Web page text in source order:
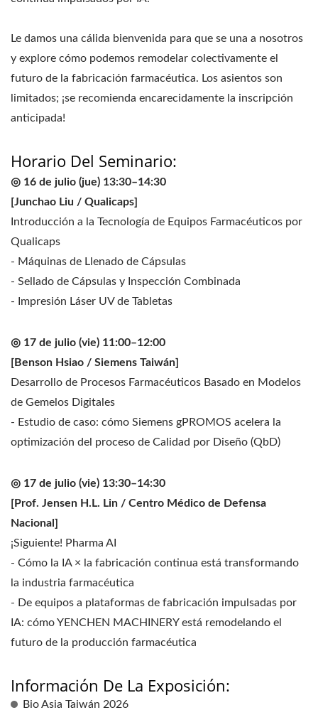
Le damos una cálida bienvenida para que se una a nosotros
y explore cómo podemos remodelar colectivamente el
futuro de la fabricación farmacéutica. Los asientos son
limitados; ¡se recomienda encarecidamente la inscripción
anticipada!
Horario Del Seminario:
◎ 16 de julio (jue) 13:30–14:30
[Junchao Liu / Qualicaps]
Introducción a la Tecnología de Equipos Farmacéuticos por
Qualicaps
- Máquinas de Llenado de Cápsulas
- Sellado de Cápsulas y Inspección Combinada
- Impresión Láser UV de Tabletas
◎ 17 de julio (vie) 11:00–12:00
[Benson Hsiao / Siemens Taiwán]
Desarrollo de Procesos Farmacéuticos Basado en Modelos
de Gemelos Digitales
- Estudio de caso: cómo Siemens gPROMOS acelera la
optimización del proceso de Calidad por Diseño (QbD)
◎ 17 de julio (vie) 13:30–14:30
[Prof. Jensen H.L. Lin / Centro Médico de Defensa
Nacional]
¡Siguiente! Pharma AI
- Cómo la IA × la fabricación continua está transformando
la industria farmacéutica
- De equipos a plataformas de fabricación impulsadas por
IA: cómo YENCHEN MACHINERY está remodelando el
futuro de la producción farmacéutica
Información De La Exposición:
Bio Asia Taiwán 2026